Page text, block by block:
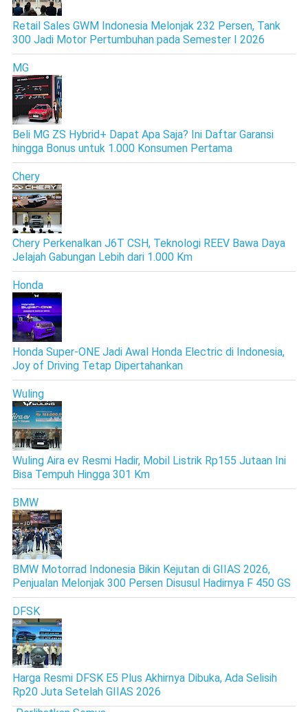
Retail Sales GWM Indonesia Melonjak 232 Persen, Tank
300 Jadi Motor Pertumbuhan pada Semester I 2026
MG
Beli MG ZS Hybrid+ Dapat Apa Saja? Ini Daftar Garansi
hingga Bonus untuk 1.000 Konsumen Pertama
Chery
Chery Perkenalkan J6T CSH, Teknologi REEV Bawa Daya
Jelajah Gabungan Lebih dari 1.000 Km
Honda
Honda Super-ONE Jadi Awal Honda Electric di Indonesia,
Joy of Driving Tetap Dipertahankan
Wuling
Wuling Aira ev Resmi Hadir, Mobil Listrik Rp155 Jutaan Ini
Bisa Tempuh Hingga 301 Km
BMW
BMW Motorrad Indonesia Bikin Kejutan di GIIAS 2026,
Penjualan Melonjak 300 Persen Disusul Hadirnya F 450 GS
DFSK
Harga Resmi DFSK E5 Plus Akhirnya Dibuka, Ada Selisih
Rp20 Juta Setelah GIIAS 2026